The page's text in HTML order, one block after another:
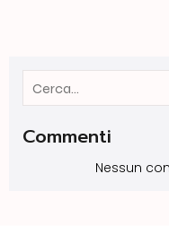
Commenti
Nessun